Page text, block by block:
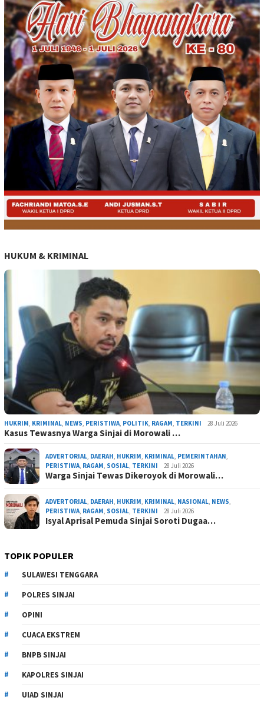
HUKUM & KRIMINAL
HUKRIM, KRIMINAL, NEWS, PERISTIWA, POLITIK, RAGAM, TERKINI 28 Juli 2026
Kasus Tewasnya Warga Sinjai di Morowali …
ADVERTORIAL, DAERAH, HUKRIM, KRIMINAL, PEMERINTAHAN,
PERISTIWA, RAGAM, SOSIAL, TERKINI 28 Juli 2026
Warga Sinjai Tewas Dikeroyok di Morowali…
ADVERTORIAL, DAERAH, HUKRIM, KRIMINAL, NASIONAL, NEWS,
PERISTIWA, RAGAM, SOSIAL, TERKINI 28 Juli 2026
Isyal Aprisal Pemuda Sinjai Soroti Dugaa…
TOPIK POPULER
SULAWESI TENGGARA
POLRES SINJAI
OPINI
CUACA EKSTREM
BNPB SINJAI
KAPOLRES SINJAI
UIAD SINJAI